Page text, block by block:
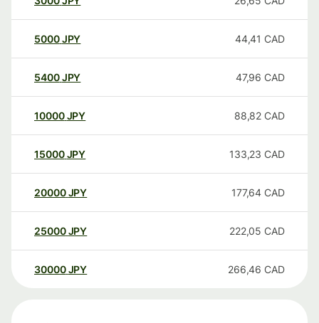
5000JPY 44,41 CAD
5400JPY 47,96 CAD
10000 JPY 88,82 CAD
15000 JPY 133,23 CAD
20000 JPY 177,64 CAD
25000 JPY 222,05 CAD
30000 JPY 266,46 CAD